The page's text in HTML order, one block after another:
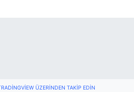
ÜZERINDEN TAKIP EDIN